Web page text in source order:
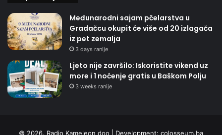
Međunarodni sajam pčelarstva u
Gradačcu okupit će više od 20 izlagača
iz pet zemalja
3 days ranije
Ljeto nije završilo: Iskoristite vikend uz
more i 1 noćenje gratis u Baškom Polju
3 weeks ranije
© 2026. Radio Kameleon doo | Development: colosseum.ba